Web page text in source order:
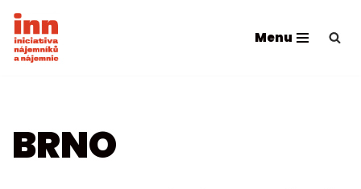
Přeskočit
na
Menu
BRNO